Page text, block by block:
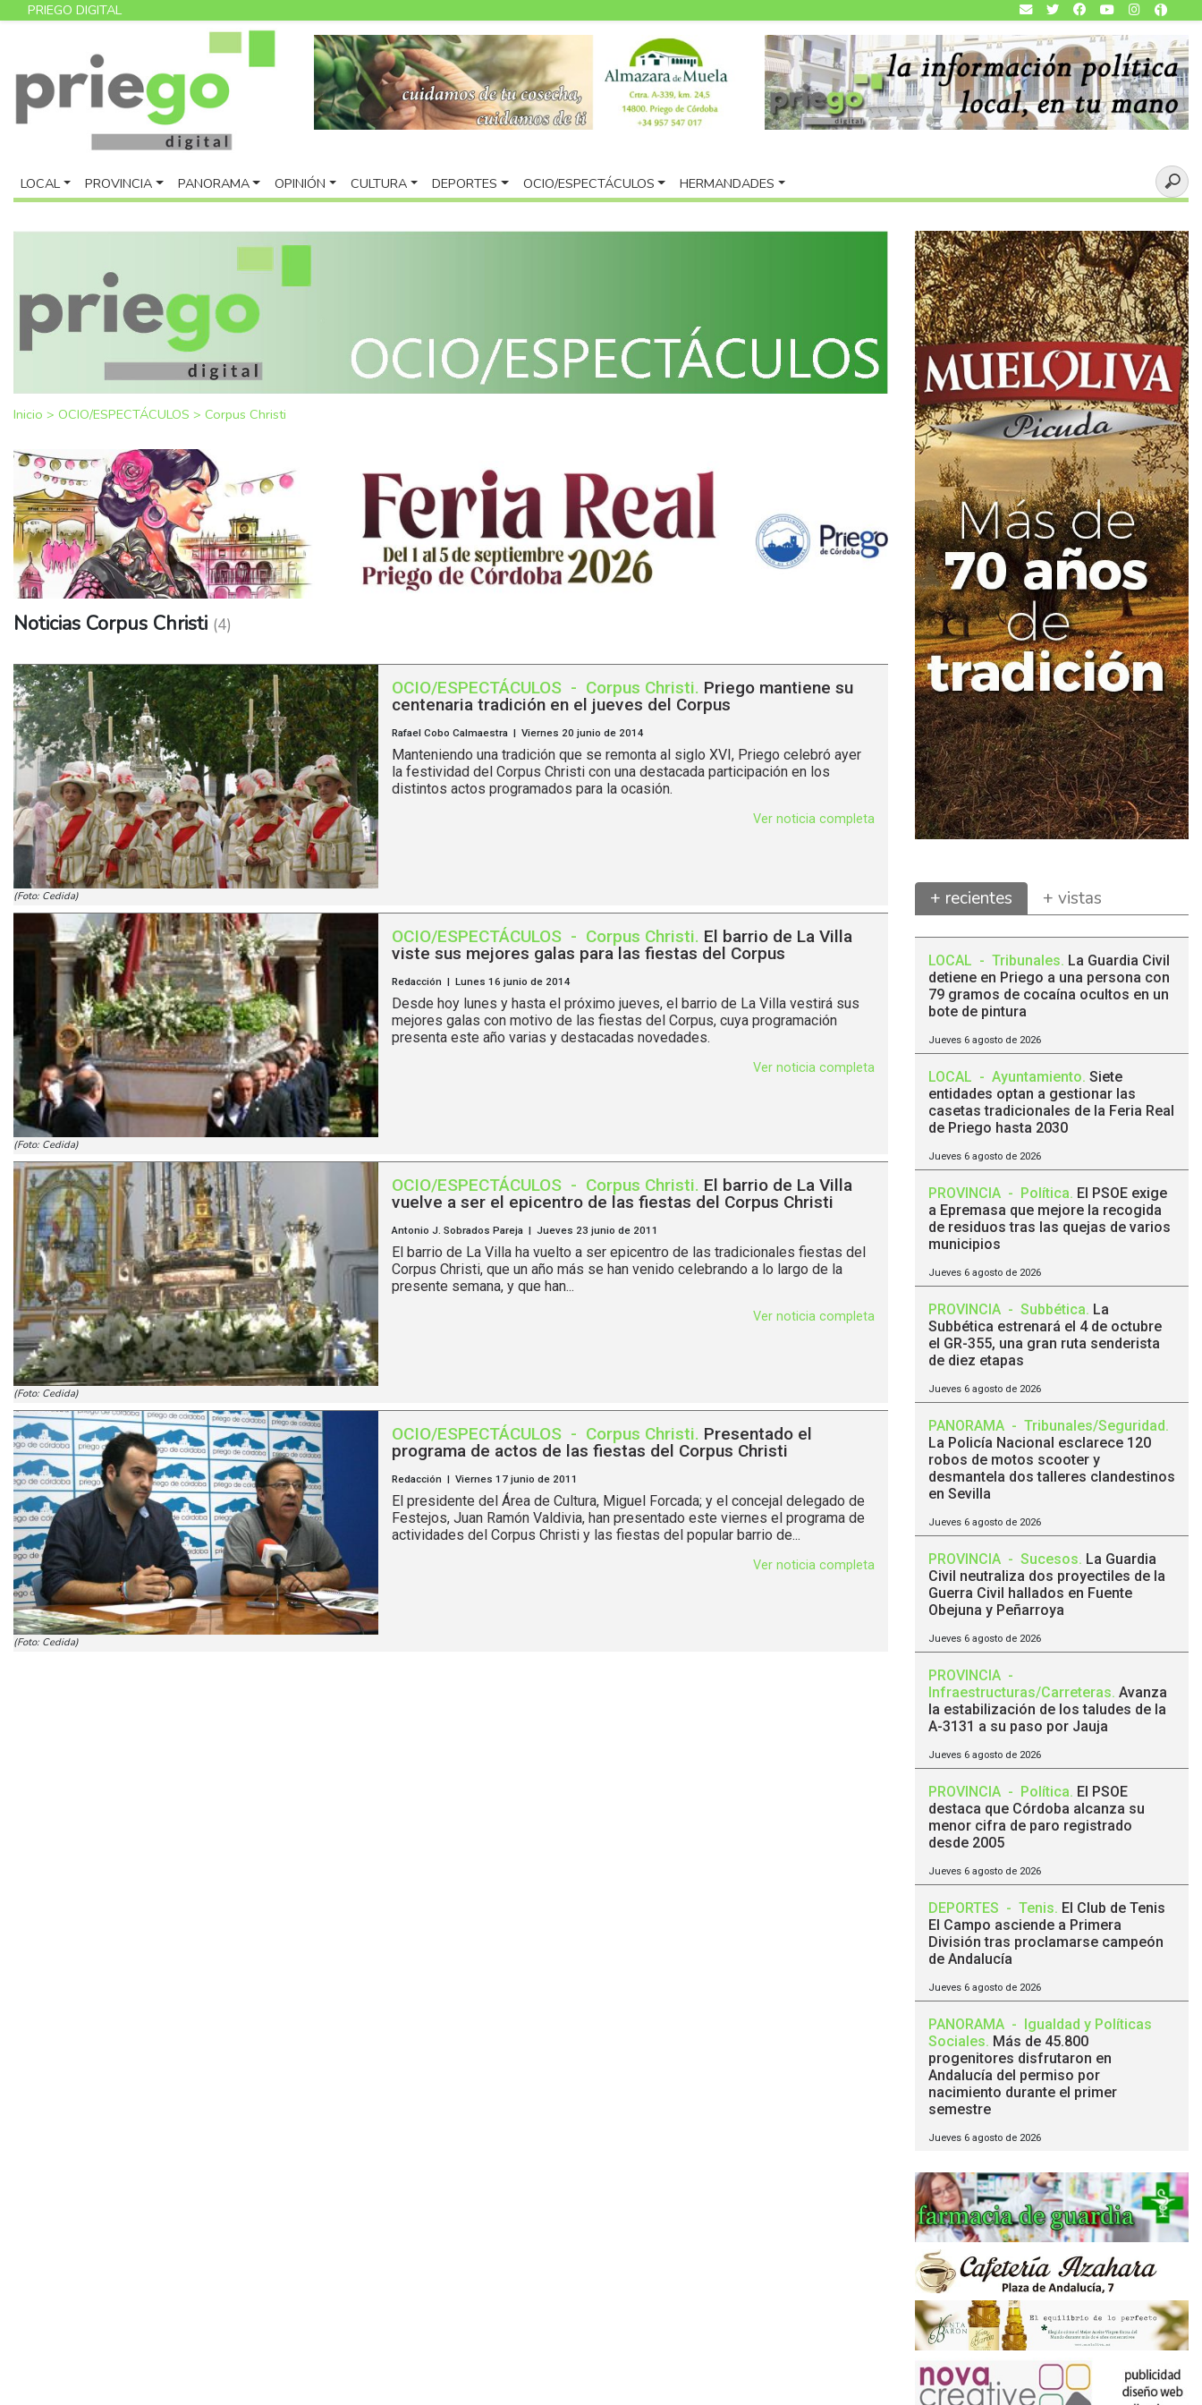
PRIEGO DIGITAL
LOCAL PROVINCIA PANORAMA OPINIÓN CULTURA DEPORTES OCIO/ESPECTÁCULOS HERMANDADES
Inicio > OCIO/ESPECTÁCULOS > Corpus Christi
Noticias Corpus Christi (4)
(Foto: Cedida)
OCIO/ESPECTÁCULOS - Corpus Christi. Priego mantiene su
centenaria tradición en el jueves del Corpus
Rafael Cobo Calmaestra | Viernes 20 junio de 2014
Manteniendo una tradición que se remonta al siglo XVI, Priego celebró ayer
la festividad del Corpus Christi con una destacada participación en los
distintos actos programados para la ocasión.
Ver noticia completa
(Foto: Cedida)
OCIO/ESPECTÁCULOS - Corpus Christi. El barrio de La Villa
viste sus mejores galas para las fiestas del Corpus
Redacción | Lunes 16 junio de 2014
Desde hoy lunes y hasta el próximo jueves, el barrio de La Villa vestirá sus
mejores galas con motivo de las fiestas del Corpus, cuya programación
presenta este año varias y destacadas novedades.
Ver noticia completa
(Foto: Cedida)
OCIO/ESPECTÁCULOS - Corpus Christi. El barrio de La Villa
vuelve a ser el epicentro de las fiestas del Corpus Christi
Antonio J. Sobrados Pareja | Jueves 23 junio de 2011
El barrio de La Villa ha vuelto a ser epicentro de las tradicionales fiestas del
Corpus Christi, que un año más se han venido celebrando a lo largo de la
presente semana, y que han...
Ver noticia completa
(Foto: Cedida)
OCIO/ESPECTÁCULOS - Corpus Christi. Presentado el
programa de actos de las fiestas del Corpus Christi
Redacción | Viernes 17 junio de 2011
El presidente del Área de Cultura, Miguel Forcada; y el concejal delegado de
Festejos, Juan Ramón Valdivia, han presentado este viernes el programa de
actividades del Corpus Christi y las fiestas del popular barrio de...
Ver noticia completa
+ recientes + vistas
LOCAL - Tribunales. La Guardia Civil
detiene en Priego a una persona con
79 gramos de cocaína ocultos en un
bote de pintura
Jueves 6 agosto de 2026
LOCAL - Ayuntamiento. Siete
entidades optan a gestionar las
casetas tradicionales de la Feria Real
de Priego hasta 2030
Jueves 6 agosto de 2026
PROVINCIA - Política. El PSOE exige
a Epremasa que mejore la recogida
de residuos tras las quejas de varios
municipios
Jueves 6 agosto de 2026
PROVINCIA - Subbética. La
Subbética estrenará el 4 de octubre
el GR-355, una gran ruta senderista
de diez etapas
Jueves 6 agosto de 2026
PANORAMA - Tribunales/Seguridad.
La Policía Nacional esclarece 120
robos de motos scooter y
desmantela dos talleres clandestinos
en Sevilla
Jueves 6 agosto de 2026
PROVINCIA - Sucesos. La Guardia
Civil neutraliza dos proyectiles de la
Guerra Civil hallados en Fuente
Obejuna y Peñarroya
Jueves 6 agosto de 2026
PROVINCIA -
Infraestructuras/Carreteras. Avanza
la estabilización de los taludes de la
A-3131 a su paso por Jauja
Jueves 6 agosto de 2026
PROVINCIA - Política. El PSOE
destaca que Córdoba alcanza su
menor cifra de paro registrado
desde 2005
Jueves 6 agosto de 2026
DEPORTES - Tenis. El Club de Tenis
El Campo asciende a Primera
División tras proclamarse campeón
de Andalucía
Jueves 6 agosto de 2026
PANORAMA - Igualdad y Políticas
Sociales. Más de 45.800
progenitores disfrutaron en
Andalucía del permiso por
nacimiento durante el primer
semestre
Jueves 6 agosto de 2026